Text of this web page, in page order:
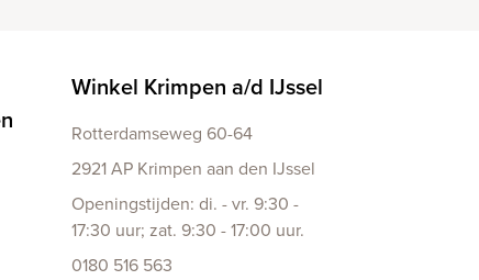
Winkel Krimpen a/d IJssel
Rotterdamseweg 60-64
2921 AP Krimpen aan den IJssel
Openingstijden: di. - vr. 9:30 -
17:30 uur; zat. 9:30 - 17:00 uur.
0180 516 563